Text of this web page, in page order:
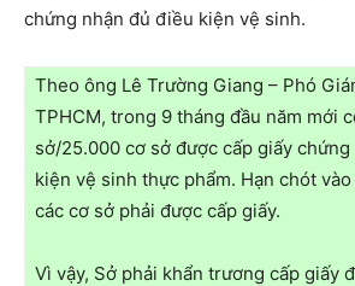
chứng nhận đủ điều kiện vệ sinh.
Theo ông Lê Trường Giang – Phó
TPHCM, trong 9 tháng đầu năm mới
sở/25.000 cơ sở được cấp giấy
kiện vệ sinh thực phẩm. Hạn chót
các cơ sở phải được cấp giấy.
Vì vậy, Sở phải khẩn trương cấp giấy